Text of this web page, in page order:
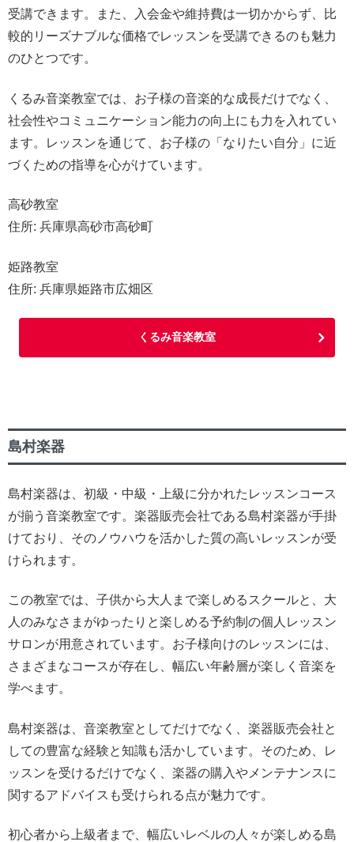
受講できます。また、入会金や維持費は一切かからず、比
較的リーズナブルな価格でレッスンを受講できるのも魅力
のひとつです。
くるみ音楽教室では、お子様の音楽的な成長だけでなく、
社会性やコミュニケーション能力の向上にも力を入れてい
ます。レッスンを通じて、お子様の「なりたい自分」に近
づくための指導を心がけています。
高砂教室
住所: 兵庫県高砂市高砂町
姫路教室
住所: 兵庫県姫路市広畑区
くるみ音楽教室
島村楽器
島村楽器は、初級・中級・上級に分かれたレッスンコース
が揃う音楽教室です。楽器販売会社である島村楽器が手掛
けており、そのノウハウを活かした質の高いレッスンが受
けられます。
この教室では、子供から大人まで楽しめるスクールと、大
人のみなさまがゆったりと楽しめる予約制の個人レッスン
サロンが用意されています。お子様向けのレッスンには、
さまざまなコースが存在し、幅広い年齢層が楽しく音楽を
学べます。
島村楽器は、音楽教室としてだけでなく、楽器販売会社と
しての豊富な経験と知識も活かしています。そのため、レ
ッスンを受けるだけでなく、楽器の購入やメンテナンスに
関するアドバイスも受けられる点が魅力です。
初心者から上級者まで、幅広いレベルの人々が楽しめる島